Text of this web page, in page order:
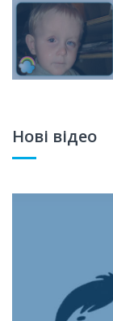
Нові відео